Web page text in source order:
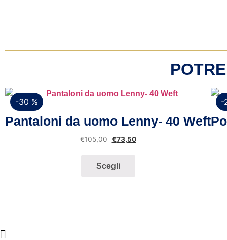
-30 %
Pantaloni da uomo Lenny- 40 Weft
€105,00 €73,50
Scegli
-